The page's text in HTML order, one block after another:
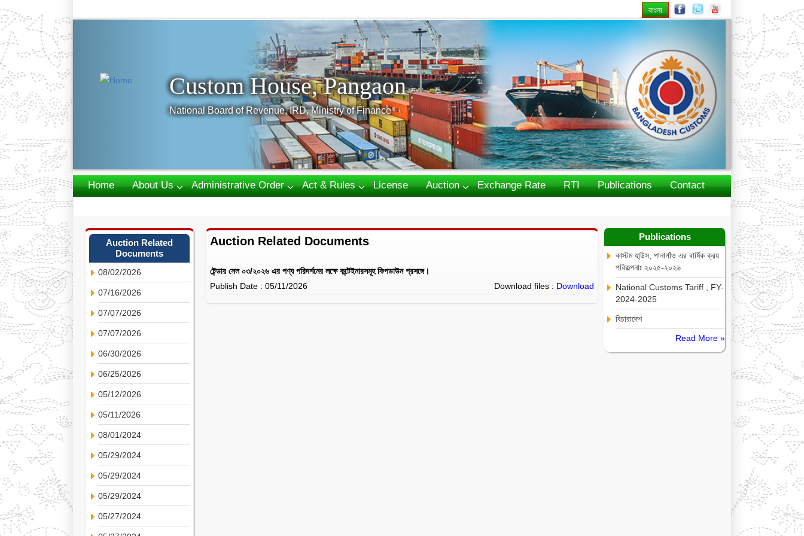
বাংলা
Next
Custom House, Pangaon
National Board of Revenue, IRD, Ministry of Finance
Home About Us Administrative Order Act & Rules License Auction Exchange Rate RTI Publications
Contact
Auction Related
Documents
08/02/2026
07/16/2026
07/07/2026
07/07/2026
06/30/2026
06/25/2026
05/12/2026
05/11/2026
08/01/2024
05/29/2024
05/29/2024
05/29/2024
05/27/2024
Auction Related Documents
টেন্ডার সেল ০৩/২০২৬ এর পণ্য পরিদর্শনের লক্ষে কন্টেইনারসমূহ কিপডাউন প্রসঙ্গে।
Publish Date : 05/11/2026
Download files : Download
Publications
কাস্টম হা্উস, পানাগাঁও এর বার্ষিক ক্রয়
পরিকল্পনাঃ ২০২৫-২০২৬
National Customs Tariff , FY-
2024-2025
বিচারাদেশ
Read More »